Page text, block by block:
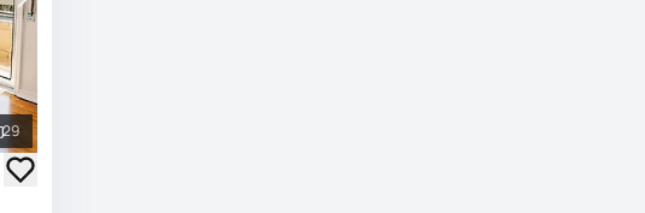
Ver todas as fotografias
29